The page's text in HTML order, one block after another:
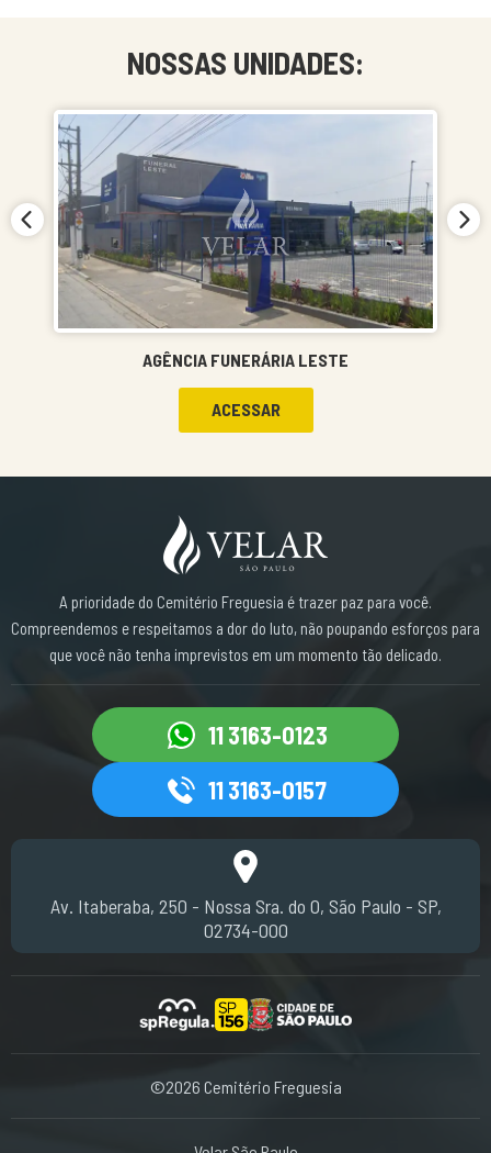
NOSSAS UNIDADES:
AGÊNCIA FUNERÁRIA LESTE
ACESSAR
A prioridade do Cemitério Freguesia é trazer paz para você.
Compreendemos e respeitamos a dor do luto, não poupando esforços para
que você não tenha imprevistos em um momento tão delicado.
11 3163-0123
11 3163-0157
Av. Itaberaba, 250 - Nossa Sra. do O, São Paulo - SP,
02734-000
©2026 Cemitério Freguesia